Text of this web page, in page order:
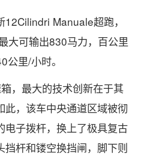
Manuale超跑，
大可输出830马力，百公里
里/小时。
，最大的技术创新在于其
，该车中央通道区域被彻
电子拨杆，换上了极具复古
杆和镂空换挡闸，脚下则